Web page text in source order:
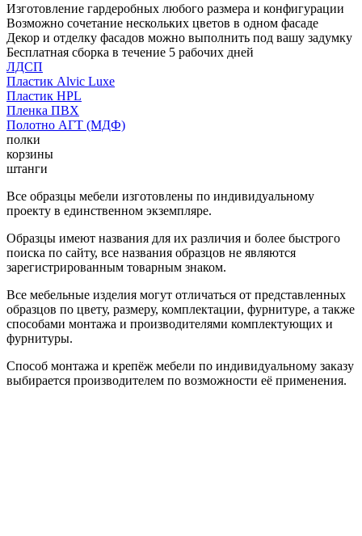
Изготовление гардеробных любого размера и конфигурации
Возможно сочетание нескольких цветов в одном фасаде
Декор и отделку фасадов можно выполнить под вашу задумку
Бесплатная сборка в течение 5 рабочих дней
ЛДСП
Пластик Alvic Luxe
Пластик HPL
Пленка ПВХ
Полотно АГТ (МДФ)
полки
корзины
штанги
Все образцы мебели изготовлены по индивидуальному
проекту в единственном экземпляре.
Образцы имеют названия для их различия и более быстрого
поиска по сайту, все названия образцов не являются
зарегистрированным товарным знаком.
Все мебельные изделия могут отличаться от представленных
образцов по цвету, размеру, комплектации, фурнитуре, а также
способами монтажа и производителями комплектующих и
фурнитуры.
Способ монтажа и крепёж мебели по индивидуальному заказу
выбирается производителем по возможности её применения.